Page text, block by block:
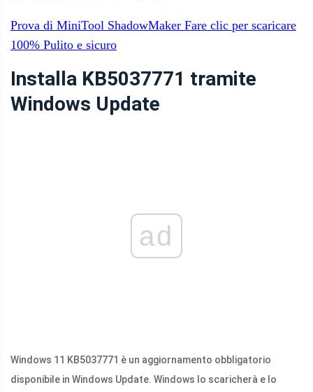
Prova di MiniTool ShadowMaker Fare clic per scaricare
100% Pulito e sicuro
Installa KB5037771 tramite
Windows Update
ad
Windows 11 KB5037771 è un aggiornamento obbligatorio
disponibile in Windows Update. Windows lo scaricherà e lo